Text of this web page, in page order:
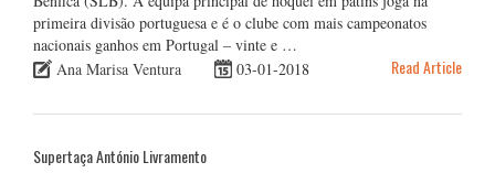
primeira divisão portuguesa e é o clube com mais campeonatos
nacionais ganhos em Portugal – vinte e …
Ana Marisa Ventura
03-01-2018 Read Article
Supertaça António Livramento